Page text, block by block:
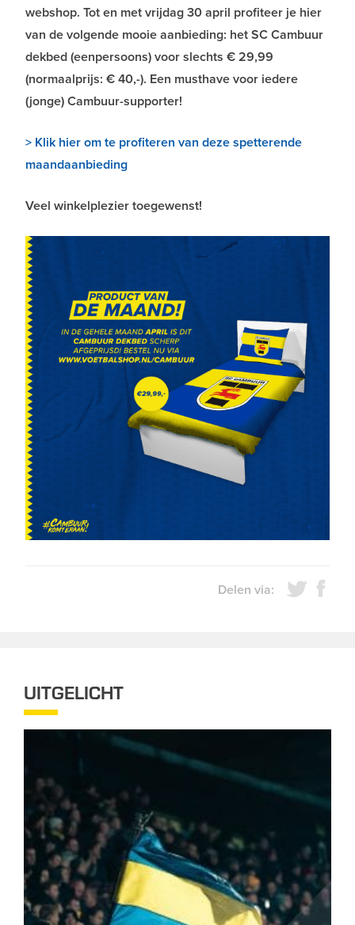
webshop. Tot en met vrijdag 30 april profiteer je hier
van de volgende mooie aanbieding: het SC Cambuur
dekbed (eenpersoons) voor slechts € 29,99
(normaalprijs: € 40,-). Een musthave voor iedere
(jonge) Cambuur-supporter!
> Klik hier om te profiteren van deze spetterende
maandaanbieding
Veel winkelplezier toegewenst!
Delen via:
UITGELICHT